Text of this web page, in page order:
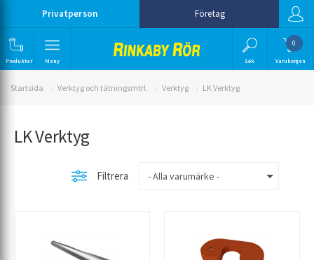
Privatperson Företag
Produkter Meny Sök
0
Varukorgen
Startsida Verktyg och tätningsmtrl. Verktyg LK Verktyg
LK Verktyg
Filtrera